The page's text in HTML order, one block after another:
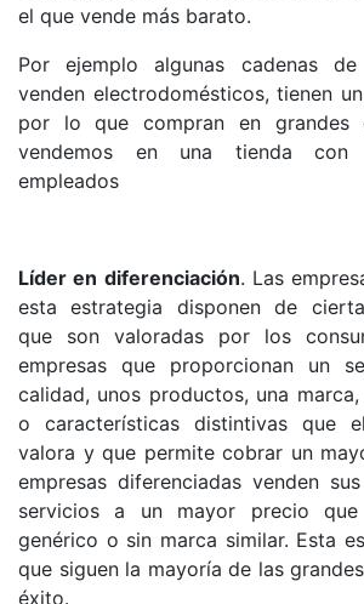
el que vende más barato.
Por ejemplo algunas cadenas
venden electrodomésticos, tienen
por lo que compran en grandes
vendemos en una tienda con
empleados
Líder en diferenciación. Las
esta estrategia disponen de
que son valoradas por los
empresas que proporcionan un
calidad, unos productos, una marca,
o características distintivas que
valora y que permite cobrar un
empresas diferenciadas venden
servicios a un mayor precio
genérico o sin marca similar. Esta
que siguen la mayoría de las
éxito.